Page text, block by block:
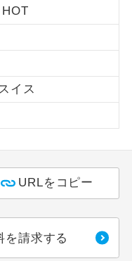
HOT
イス
URLをコピー
を請求する
齢に制限があるコース
指定なので、ご出発の計
す。
ルを指定したコースで